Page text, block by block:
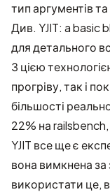
тип аргументів
Див. YJIT: a basic
для детального
З цією
прогріву, так і
більшості
22% на
YJIT все ще є
вона вимкнена
використати це,